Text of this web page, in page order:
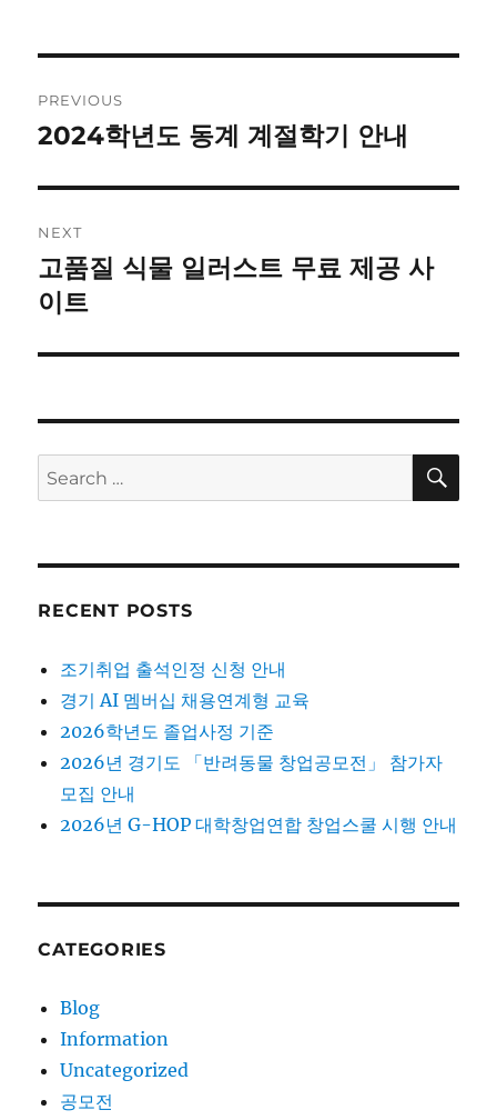
navigation
PREVIOUS
Previous
2024학년도 동계 계절학기 안내
NEXT
Next
post:
고품질 식물 일러스트 무료 제공 사
이트
Search
for:
RECENT POSTS
조기취업 출석인정 신청 안내
경기 AI 멤버십 채용연계형 교육
2026학년도 졸업사정 기준
2026년 경기도 「반려동물 창업공모전」 참가자
모집 안내
2026년 G-HOP 대학창업연합 창업스쿨 시행 안내
CATEGORIES
Blog
Information
Uncategorized
공모전